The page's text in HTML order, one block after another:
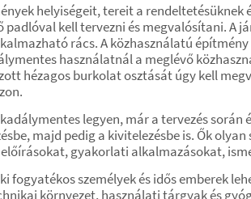
helyiségeit, tereit a
padlóval kell tervezni és megvalósítani.
rács. A közhasználatú
használatnál a meglévő
hézagos burkolat osztását úgy kell
legyen, már a tervezés
majd pedig a kivitelezésbe is. Ők
gyakorlati alkalmazásokat,
fogyatékos személyek és idős emberek
környezet, használati tárgyak és